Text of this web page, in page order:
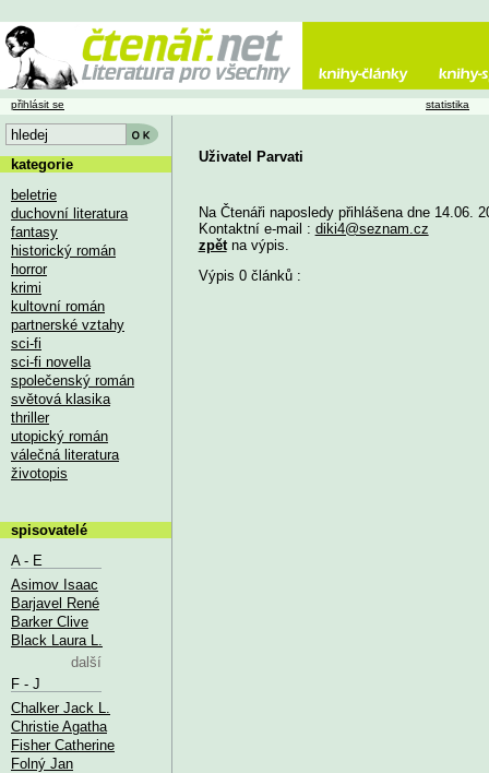
Uživatel Parvati
Na Čtenáři naposledy přihlášena dne 14.06.
Kontaktní e-mail : diki4@seznam.cz
zpětna výpis.
Výpis 0 článků :
přihlásit se statistika
kategorie
beletrie
duchovní literatura
fantasy
historický román
horror
krimi
kultovní román
partnerské vztahy
sci-fi
sci-fi novella
společenský román
světová klasika
thriller
utopický román
válečná literatura
životopis
spisovatelé
A - E
Asimov Isaac
Barjavel René
Barker Clive
Black Laura L.
další
F - J
Chalker Jack L.
Christie Agatha
Fisher Catherine
Folný Jan